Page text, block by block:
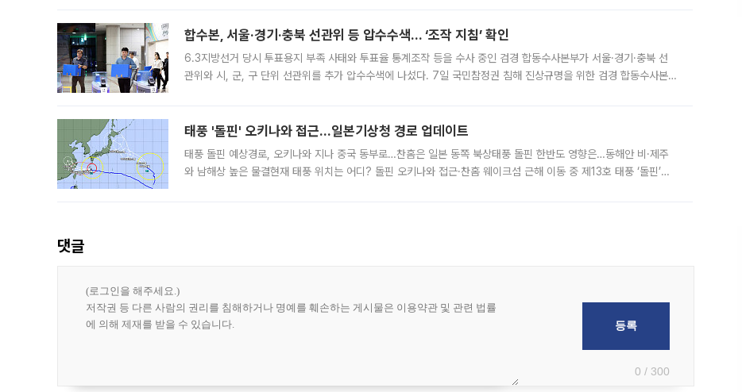
합수본, 서울·경기·충북 선관위 등 압수수색… ‘조작 지침’ 확인
6.3지방선거 당시 투표용지 부족 사태와 투표율 통계조작 등을 수사 중인 검경 합동수사본부가 서울·경기·충북 선
관위와 시, 군, 구 단위 선관위를 추가 압수수색에 나섰다. 7일 국민참정권 침해 진상규명을 위한 검경 합동수사본
태풍 '돌핀' 오키나와 접근…일본기상청 경로 업데이트
태풍 돌핀 예상경로, 오키나와 지나 중국 동부로…찬홈은 일본 동쪽 북상태풍 돌핀 한반도 영향은…동해안 비·제주
와 남해상 높은 물결현재 태풍 위치는 어디? 돌핀 오키나와 접근·찬홈 웨이크섬 근해 이동 중 제13호 태풍 ‘돌핀’이
댓글
0 / 300